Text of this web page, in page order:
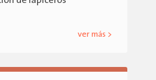
ver más >